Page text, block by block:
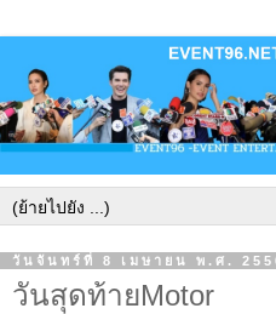
วันจันทร์ที่ 8 เมษายน พ.ศ.
วันสุดท้ายMotor